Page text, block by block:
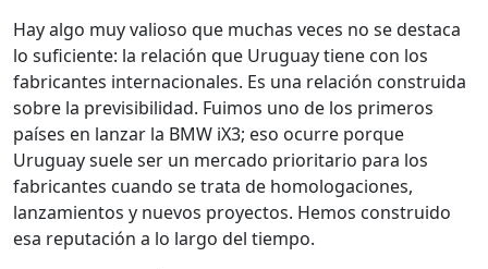
Hay algo muy valioso que muchas veces no se destaca
lo suficiente: la relación que Uruguay tiene con los
fabricantes internacionales. Es una relación construida
sobre la previsibilidad. Fuimos uno de los primeros
países en lanzar la BMW iX3; eso ocurre porque
Uruguay suele ser un mercado prioritario para los
fabricantes cuando se trata de homologaciones,
lanzamientos y nuevos proyectos. Hemos construido
esa reputación a lo largo del tiempo.